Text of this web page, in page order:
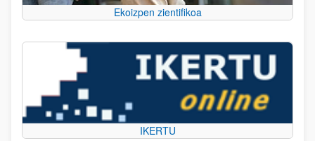
Ekoizpen zientifikoa
IKERTU